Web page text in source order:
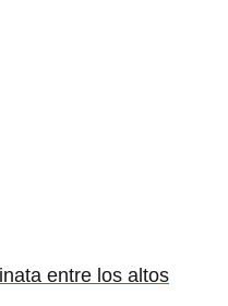
entre los altos